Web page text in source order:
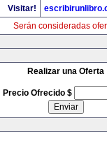
Visitar!
Serán consideradas
Realizar una Oferta
Precio Ofrecido $